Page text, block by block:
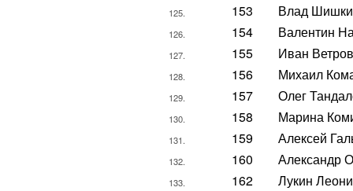
125. 153 Влад
126. 154 Валентин
127. 155 Иван Ветров
128. 156 Михаил
129. 157 Олег
130. 158 Марина
131. 159 Алексей
132. 160 Александр
133. 162 Лукин